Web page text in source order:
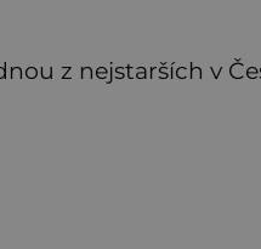
z nejstarších v